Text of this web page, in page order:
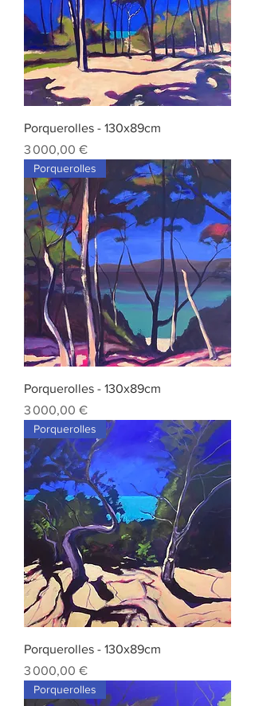
Porquerolles - 130x89cm
Prix
3 000,00 €
Porquerolles
Porquerolles - 130x89cm
Prix
3 000,00 €
Porquerolles
Porquerolles - 130x89cm
Prix
3 000,00 €
Porquerolles